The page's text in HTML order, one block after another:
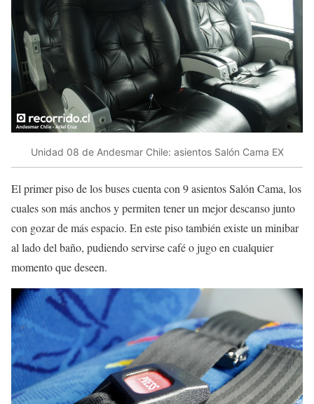
Unidad 08 de Andesmar Chile: asientos Salón Cama EX
El primer piso de los buses cuenta con 9 asientos Salón Cama, los
cuales son más anchos y permiten tener un mejor descanso junto
con gozar de más espacio. En este piso también existe un minibar
al lado del baño, pudiendo servirse café o jugo en cualquier
momento que deseen.